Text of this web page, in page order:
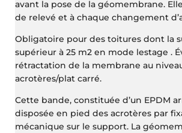
avant la pose de la géomembrane.
de relevé et à chaque changement
Obligatoire pour des toitures dont la
supérieur à 25 m2 en mode lestage .
rétractation de la membrane au
acrotères/plat carré.
Cette bande, constituée d’un EPDM
disposée en pied des acrotères par
mécanique sur le support. La